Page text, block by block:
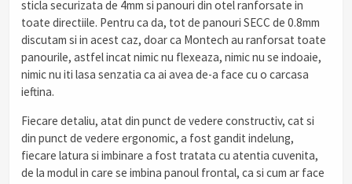
sticla securizata de 4mm si panouri din otel ranforsate in
toate directiile. Pentru ca da, tot de panouri SECC de 0.8mm
discutam si in acest caz, doar ca Montech au ranforsat toate
panourile, astfel incat nimic nu flexeaza, nimic nu se indoaie,
nimic nu iti lasa senzatia ca ai avea de-a face cu o carcasa
ieftina.
Fiecare detaliu, atat din punct de vedere constructiv, cat si
din punct de vedere ergonomic, a fost gandit indelung,
fiecare latura si imbinare a fost tratata cu atentia cuvenita,
de la modul in care se imbina panoul frontal, ca si cum ar face